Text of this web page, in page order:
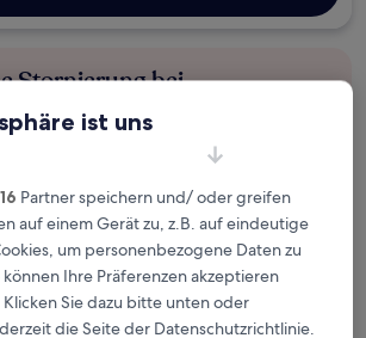
Stornierung bei
für jede
Übernachtung
mit Preisen für Mitglieder
ist uns
16 Partner speichern und/ oder greifen
auf einem Gerät zu, z.B. auf eindeutige
um personenbezogene Daten zu
Ihre Präferenzen akzeptieren
Sie dazu bitte unten oder
die Seite der Datenschutzrichtlinie.